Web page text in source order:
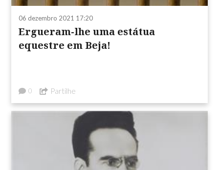
06 dezembro 2021 17:20
Ergueram-lhe uma estátua
equestre em Beja!
0 Partilhe